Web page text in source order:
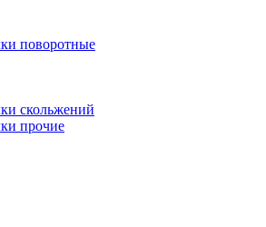
поворотные
скольжений
прочие